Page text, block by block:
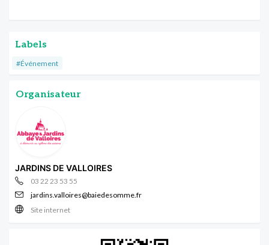
Labels
#Événement
Organisateur
JARDINS DE VALLOIRES
03 22 23 53 55
jardins.valloires@baiedesomme.fr
Site internet